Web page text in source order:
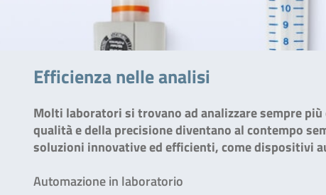
Efficienza nelle analisi
Molti laboratori si trovano ad analizzare sempre
qualità e della precisione diventano al contempo
soluzioni innovative ed efficienti, come dispositivi
Automazione in laboratorio